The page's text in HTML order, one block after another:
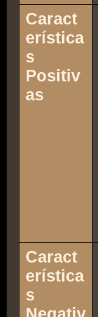
Caract
erística
s
Positiv
as
Caract
erística
s